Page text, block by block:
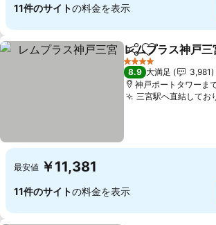
11件のサイトの料金を表示
シェアお気に入りに
レムプラス神戸三
4 ホテルのランク
8.9 大満足
3,981
神戸ポートタワーま
三宮駅へ直結してお
最安値 ￥11,381
11件のサイトの料金を表示